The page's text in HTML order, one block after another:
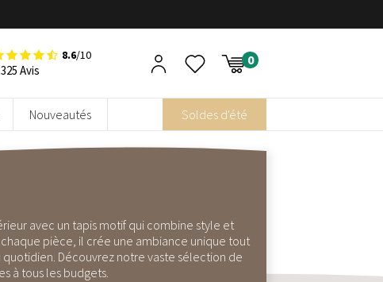
8.6/10
Avis
Nouveautés Soldes d'été
avec un tapis motif qui combine style et
pièce, il crée une ambiance unique tout
Découvrez notre vaste sélection de
à tous les budgets.